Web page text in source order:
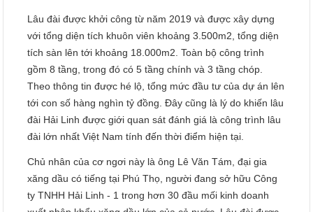
Lâu đài được khởi công từ năm 2019 và được xây dựng
với tổng diện tích khuôn viên khoảng 3.500m2, tổng diện
tích sàn lên tới khoảng 18.000m2. Toàn bộ công trình
gồm 8 tầng, trong đó có 5 tầng chính và 3 tầng chóp.
Theo thông tin được hé lộ, tổng mức đầu tư của dự án lên
tới con số hàng nghìn tỷ đồng. Đây cũng là lý do khiến lâu
đài Hải Linh được giới quan sát đánh giá là công trình lâu
đài lớn nhất Việt Nam tính đến thời điểm hiện tại.
Chủ nhân của cơ ngơi này là ông Lê Văn Tám, đại gia
xăng dầu có tiếng tại Phú Thọ, người đang sở hữu Công
ty TNHH Hải Linh - 1 trong hơn 30 đầu mối kinh doanh